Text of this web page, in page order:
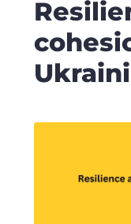
стійкість
держави
та
суспільства,
єдність.